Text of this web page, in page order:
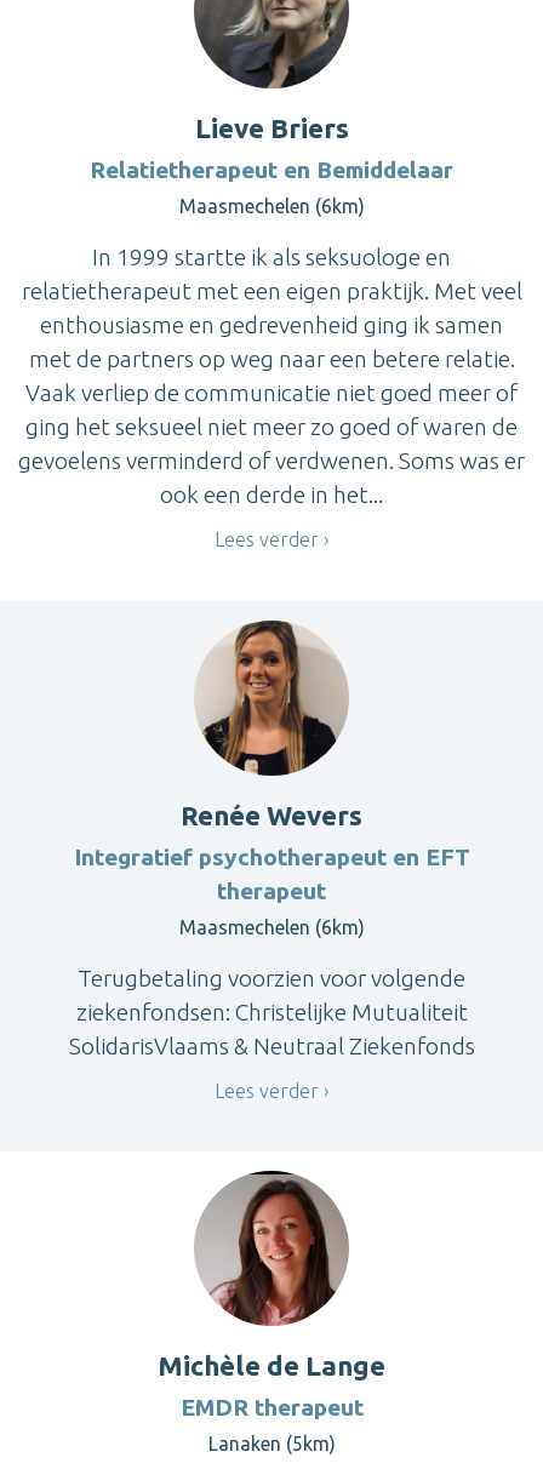
Lieve Briers
Relatietherapeut en Bemiddelaar
Maasmechelen (6km)
In 1999 startte ik als seksuologe en
relatietherapeut met een eigen praktijk. Met veel
enthousiasme en gedrevenheid ging ik samen
met de partners op weg naar een betere relatie.
Vaak verliep de communicatie niet goed meer of
ging het seksueel niet meer zo goed of waren de
gevoelens verminderd of verdwenen. Soms was er
ook een derde in het...
Lees verder
Renée Wevers
Integratief psychotherapeut en EFT
therapeut
Maasmechelen (6km)
Terugbetaling voorzien voor volgende
ziekenfondsen: Christelijke Mutualiteit
SolidarisVlaams & Neutraal Ziekenfonds
Lees verder
Michèle de Lange
EMDR therapeut
Lanaken (5km)